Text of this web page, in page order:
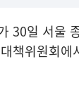
30일 서울
책위원회에